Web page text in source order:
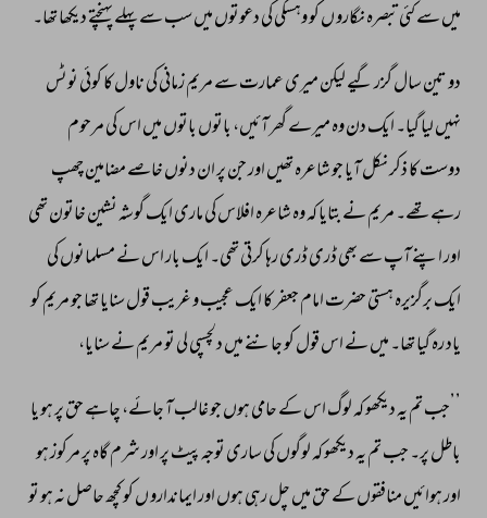
میں سے کئی تبصرہ نگارو ں کو وہسکی کی دعوتوں میں سب سے پہلے پہنچتے دیکھا تھا۔
دو تین سال گزر گیے لیکن میری عمارت سے مریم زمانی کی ناول کا کوئی نوٹس
نہیں لیا گیا۔ ایک دن وہ میرے گھر آئیں، باتوں باتوں میں اس کی مرحوم
دوست کا ذکر نکل آیا جو شاعرہ تھیں اور جن پر ان دنوں خاصے مضامین چھپ
رہےتھے۔ مریم نے بتایا کہ وہ شاعرہ افلاس کی ماری ایک گوشہ نشین خاتون تھی
اور اپنے آپ سے بھی ڈری ڈری رہا کرتی تھی۔ ایک بار اس نے مسلمانوں کی
ایک برگزیرہ ہستی حضرت امام جعفر کا ایک عجیب و غریب قول سنایا تھا جو مریم کو
یاد رہ گیا تھا۔ میں نے اس قول کو جاننے میں دلچسپی لی تو مریم نے سنایا،
’’جب تم یہ دیکھو کہ لوگ اس کے حامی ہوں جو غالب آ جائے، چاہے حق پر ہو یا
باطل پر۔ جب تم یہ دیکھو کہ لوگوں کی ساری توجہ پیٹ پر اور شرم گاہ پر مرکوز ہو
اور ہوائیں منافقوں کے حق میں چل رہی ہوں اور ایماندارو ں کو کچھ حاصل نہ ہو تو